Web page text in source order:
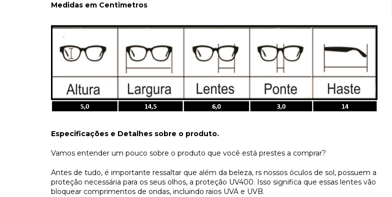
Medidas em Centimetros
Especificações e Detalhes sobre o produto.
Vamos entender um pouco sobre o produto que você está prestes a comprar?
Antes de tudo, é importante ressaltar que além da beleza, rs nossos óculos de sol, possuem a
proteção necessária para os seus olhos, a proteção UV400. Isso significa que essas lentes vão
bloquear comprimentos de ondas, incluindo raios UVA e UVB.